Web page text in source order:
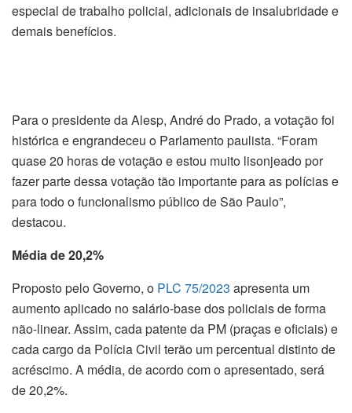
especial de trabalho policial, adicionais de insalubridade e
demais benefícios.
Para o presidente da Alesp, André do Prado, a votação foi
histórica e engrandeceu o Parlamento paulista. “Foram
quase 20 horas de votação e estou muito lisonjeado por
fazer parte dessa votação tão importante para as polícias e
para todo o funcionalismo público de São Paulo”,
destacou.
Média de 20,2%
Proposto pelo Governo, o PLC 75/2023 apresenta um
aumento aplicado no salário-base dos policiais de forma
não-linear. Assim, cada patente da PM (praças e oficiais) e
cada cargo da Polícia Civil terão um percentual distinto de
acréscimo. A média, de acordo com o apresentado, será
de 20,2%.